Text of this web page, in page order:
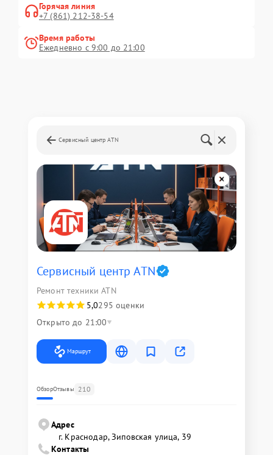
Горячая линия
+7 (861) 212-38-54
Время работы
Ежедневно с 9:00 до 21:00
Сервисный центр ATN
Сервисный центр ATN
Ремонт техники ATN
5,0295 оценки
Открыто до 21:00
Маршрут
ОбзорОтзывы 210
Адрес
г. Краснодар, Зиповская улица, 39
Контакты